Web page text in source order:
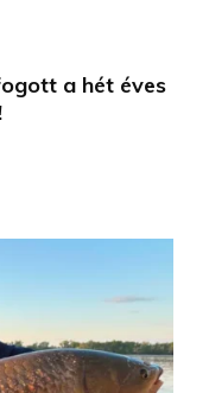
a hét éves